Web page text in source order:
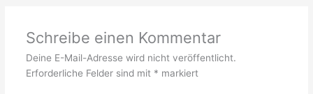
Schreibe einen Kommentar
Deine E-Mail-Adresse wird nicht veröffentlicht.
Erforderliche Felder sind mit * markiert